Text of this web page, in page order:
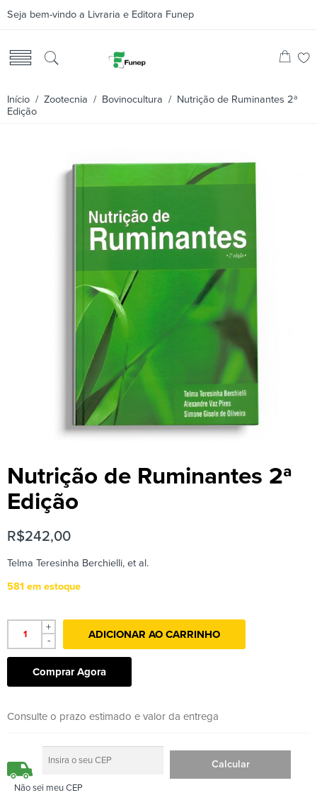
Seja bem-vindo a Livraria e Editora Funep
Início / Zootecnia / Bovinocultura / Nutrição de Ruminantes 2ª
Edição
Nutrição de Ruminantes 2ª
Edição
R$242,00
Telma Teresinha Berchielli, et al.
581 em estoque
+
-
ADICIONAR AO CARRINHO
Comprar Agora
Consulte o prazo estimado e valor da entrega
Não sei meu CEP